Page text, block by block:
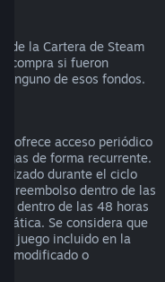
de la Cartera de Steam
compra si fueron
de esos fondos.
ofrece acceso periódico
de forma recurrente.
durante el ciclo
reembolso dentro de las
o dentro de las 48 horas
Se considera que
juego incluido en la
modificado o